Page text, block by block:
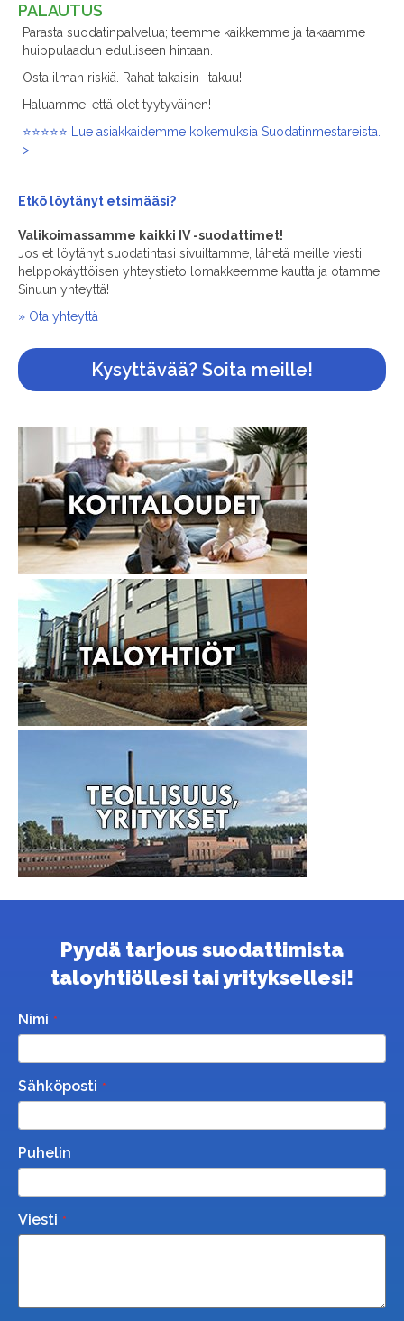
PALAUTUS
Parasta suodatinpalvelua; teemme kaikkemme ja takaamme
huippulaadun edulliseen hintaan.
Osta ilman riskiä. Rahat takaisin -takuu!
Haluamme, että olet tyytyväinen!
⭐⭐⭐⭐⭐ Lue asiakkaidemme kokemuksia Suodatinmestareista.
>
Etkö löytänyt etsimääsi?
Valikoimassamme kaikki IV -suodattimet!
Jos et löytänyt suodatintasi sivuiltamme, lähetä meille viesti
helppokäyttöisen yhteystieto lomakkeemme kautta ja otamme
Sinuun yhteyttä!
» Ota yhteyttä
Kysyttävää? Soita meille!
Pyydä tarjous suodattimista
taloyhtiöllesi tai yrityksellesi!
Nimi
Sähköposti
Puhelin
Viesti